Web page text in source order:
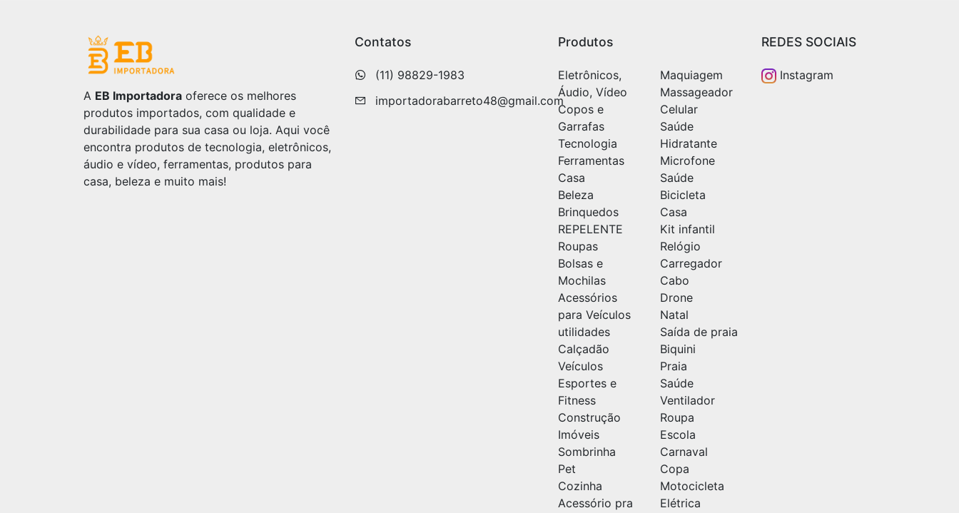
A EB Importadora oferece os melhores
produtos importados, com qualidade e
durabilidade para sua casa ou loja. Aqui você
encontra produtos de tecnologia, eletrônicos,
áudio e vídeo, ferramentas, produtos para
casa, beleza e muito mais!
Contatos
(11) 98829-1983
importadorabarreto48@gmail.com
Produtos
Eletrônicos,
Áudio, Vídeo
Copos e
Garrafas
Tecnologia
Ferramentas
Casa
Beleza
Brinquedos
REPELENTE
Roupas
Bolsas e
Mochilas
Acessórios
para Veículos
utilidades
Calçadão
Veículos
Esportes e
Fitness
Construção
Imóveis
Sombrinha
Pet
Cozinha
Acessório pra
Maquiagem
Massageador
Celular
Saúde
Hidratante
Microfone
Saúde
Bicicleta
Casa
Kit infantil
Relógio
Carregador
Cabo
Drone
Natal
Saída de praia
Biquini
Praia
Saúde
Ventilador
Roupa
Escola
Carnaval
Copa
Motocicleta
Elétrica
REDES SOCIAIS
Instagram